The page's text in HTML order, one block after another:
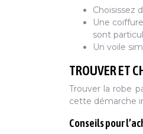
Choisissez
Une
sont
Un voile
TROUVER ET
Trouver la robe
cette démarche
Conseils pour